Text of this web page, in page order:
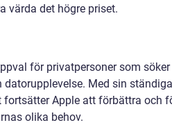
värda det högre priset.
för privatpersoner som söker
datorupplevelse. Med sin ständiga
Apple att förbättra och
olika behov.